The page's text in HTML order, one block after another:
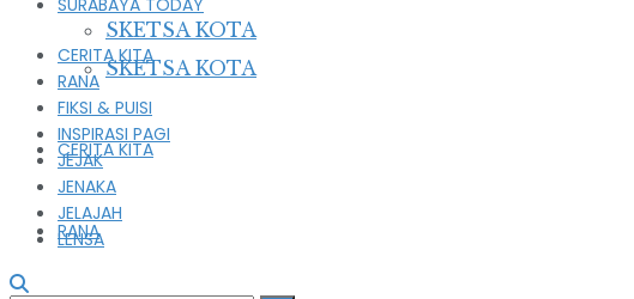
SKETSA KOTA
CERITA KITA
RANA
SURABAYA TODAY
SKETSA KOTA
CERITA KITA
RANA
FIKSI & PUISI
INSPIRASI PAGI
JEJAK
JENAKA
JELAJAH
LENSA